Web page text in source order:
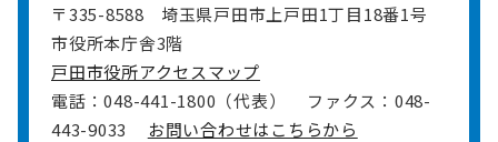
〒335-8588
埼玉県戸田市上戸田1丁目18番1号
市役所本庁舎3階
戸田市役所アクセスマップ
電話：048-441-1800（代表）
ファクス：048-
443-9033
お問い合わせはこちらから